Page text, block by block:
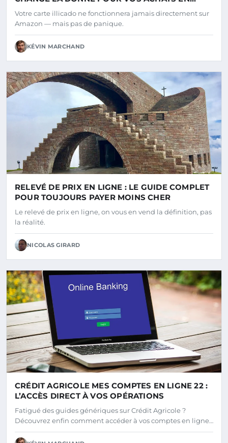
LIGNE
Votre carte illicado ne fonctionnera jamais directement sur
Amazon — mais pas de panique.
KÉVIN MARCHAND
RELEVÉ DE PRIX EN LIGNE : LE GUIDE COMPLET
POUR TOUJOURS PAYER MOINS CHER
Le relevé de prix en ligne, on vous en vend la définition, pas
la réalité.
NICOLAS GIRARD
CRÉDIT AGRICOLE MES COMPTES EN LIGNE 22 :
L’ACCÈS DIRECT À VOS OPÉRATIONS
Fatigué des guides génériques sur Crédit Agricole ?
Découvrez enfin comment accéder à vos comptes en ligne…